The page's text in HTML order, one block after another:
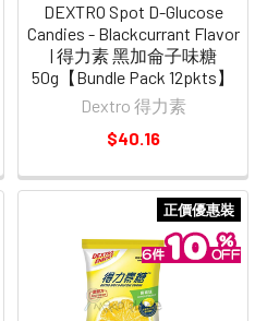
DEXTRO Spot D-Glucose
Candies - Blackcurrant Flavor
| 得力素 黑加侖子味糖
50g【Bundle Pack 12pkts】
Dextro 得力素
$40.16
正價優惠裝